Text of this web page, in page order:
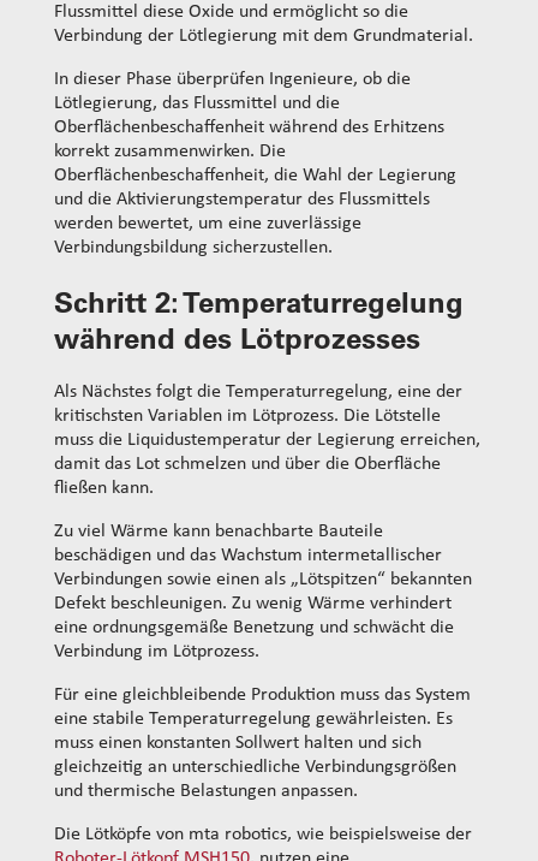
Flussmittel diese Oxide und ermöglicht so die
Verbindung der Lötlegierung mit dem Grundmaterial.
In dieser Phase überprüfen Ingenieure, ob die
Lötlegierung, das Flussmittel und die
Oberflächenbeschaffenheit während des Erhitzens
korrekt zusammenwirken. Die
Oberflächenbeschaffenheit, die Wahl der Legierung
und die Aktivierungstemperatur des Flussmittels
werden bewertet, um eine zuverlässige
Verbindungsbildung sicherzustellen.
Schritt 2: Temperaturregelung
während des Lötprozesses
Als Nächstes folgt die Temperaturregelung, eine der
kritischsten Variablen im Lötprozess. Die Lötstelle
muss die Liquidustemperatur der Legierung erreichen,
damit das Lot schmelzen und über die Oberfläche
fließen kann.
Zu viel Wärme kann benachbarte Bauteile
beschädigen und das Wachstum intermetallischer
Verbindungen sowie einen als „Lötspitzen“ bekannten
Defekt beschleunigen. Zu wenig Wärme verhindert
eine ordnungsgemäße Benetzung und schwächt die
Verbindung im Lötprozess.
Für eine gleichbleibende Produktion muss das System
eine stabile Temperaturregelung gewährleisten. Es
muss einen konstanten Sollwert halten und sich
gleichzeitig an unterschiedliche Verbindungsgrößen
und thermische Belastungen anpassen.
Die Lötköpfe von mta robotics, wie beispielsweise der